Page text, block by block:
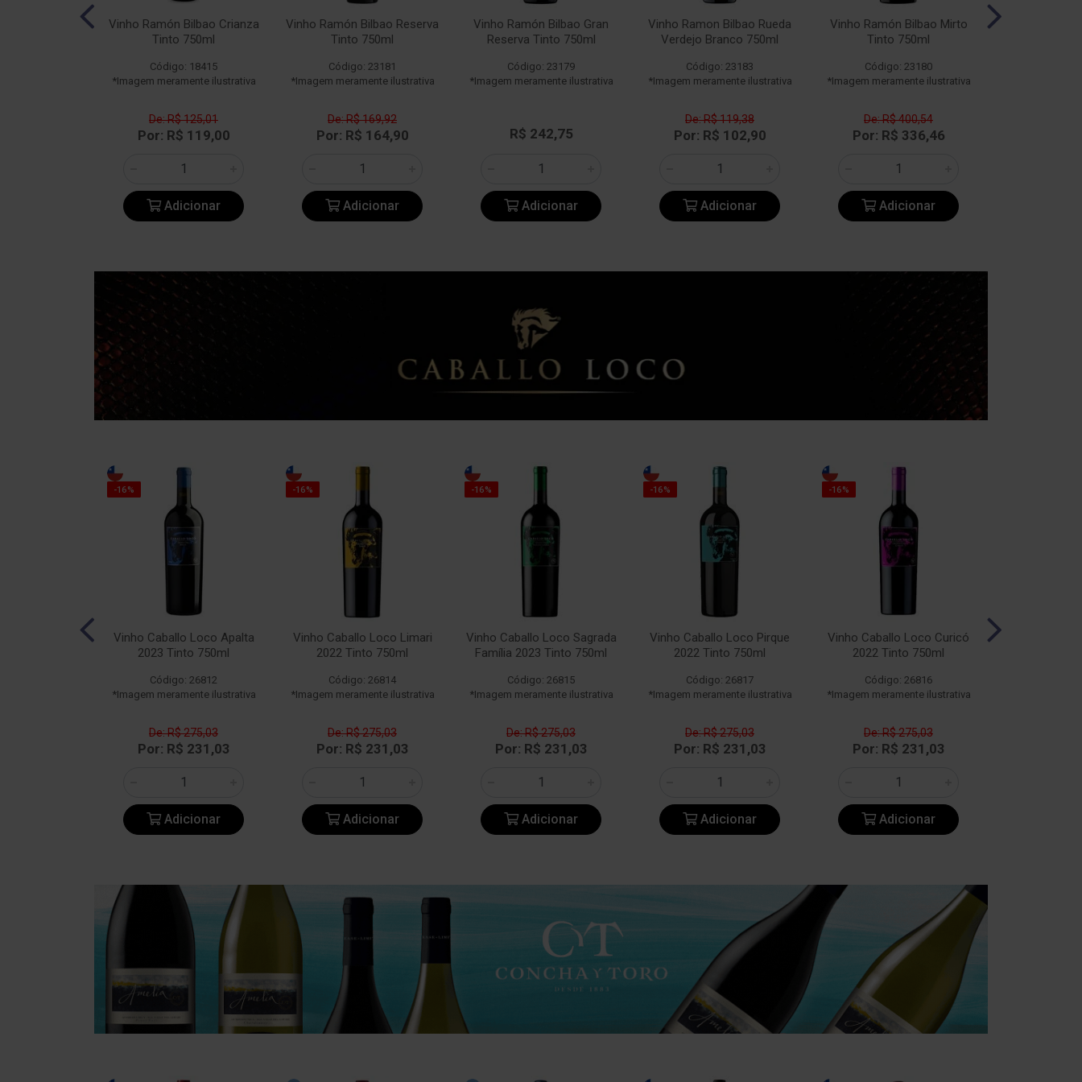
Vinho Ramón Bilbao Crianza
Tinto 750ml
Código: 18415
*Imagem meramente ilustrativa
De: R$ 125,01
Por: R$ 119,00
Adicionar
Vinho Ramón Bilbao Reserva
Tinto 750ml
Código: 23181
*Imagem meramente ilustrativa
De: R$ 169,92
Por: R$ 164,90
Adicionar
Vinho Ramón Bilbao Gran
Reserva Tinto 750ml
Código: 23179
*Imagem meramente ilustrativa
R$ 242,75
Adicionar
Vinho Ramon Bilbao Rueda
Verdejo Branco 750ml
Código: 23183
*Imagem meramente ilustrativa
De: R$ 119,38
Por: R$ 102,90
Adicionar
Vinho Ramón Bilbao Mirto
Tinto 750ml
Código: 23180
*Imagem meramente ilustrativa
De: R$ 400,54
Por: R$ 336,46
Adicionar
-16%
Vinho Caballo Loco Apalta
2023 Tinto 750ml
Código: 26812
*Imagem meramente ilustrativa
De: R$ 275,03
Por: R$ 231,03
Adicionar
-16%
Vinho Caballo Loco Limari
2022 Tinto 750ml
Código: 26814
*Imagem meramente ilustrativa
De: R$ 275,03
Por: R$ 231,03
Adicionar
-16%
Vinho Caballo Loco Sagrada
Família 2023 Tinto 750ml
Código: 26815
*Imagem meramente ilustrativa
De: R$ 275,03
Por: R$ 231,03
Adicionar
-16%
Vinho Caballo Loco Pirque
2022 Tinto 750ml
Código: 26817
*Imagem meramente ilustrativa
De: R$ 275,03
Por: R$ 231,03
Adicionar
-16%
Vinho Caballo Loco Curicó
2022 Tinto 750ml
Código: 26816
*Imagem meramente ilustrativa
De: R$ 275,03
Por: R$ 231,03
Adicionar